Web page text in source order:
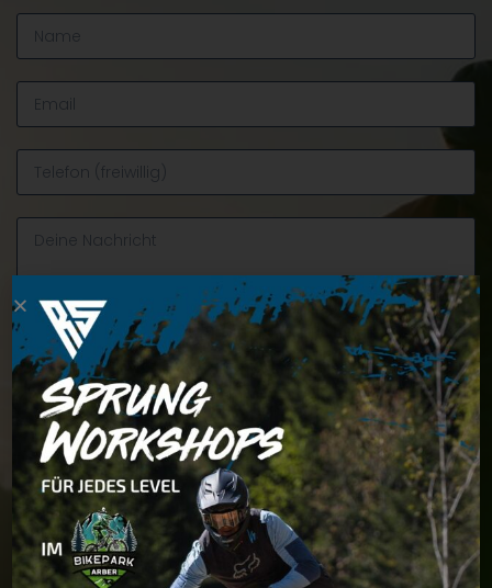
Ich akzeptiere dieDatenschutzbedingungen
ABSCHICKEN
Alternative: